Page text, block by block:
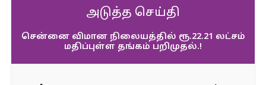
அடுத்த செய்தி
சென்னை விமான நிலையத்தில் ரூ.22.21 லட்சம்
மதிப்புள்ள தங்கம் பறிமுதல்.!